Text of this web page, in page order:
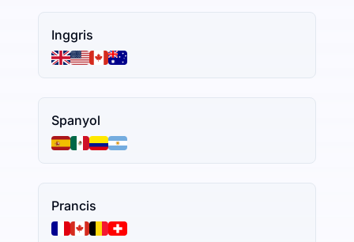
Inggris
Spanyol
Prancis